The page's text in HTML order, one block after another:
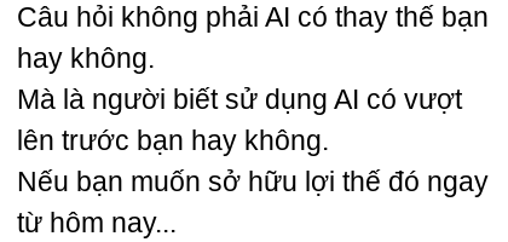
Câu hỏi không phải AI có thay thế bạn
hay không.
Mà là người biết sử dụng AI có vượt
lên trước bạn hay không.
Nếu bạn muốn sở hữu lợi thế đó ngay
từ hôm nay...